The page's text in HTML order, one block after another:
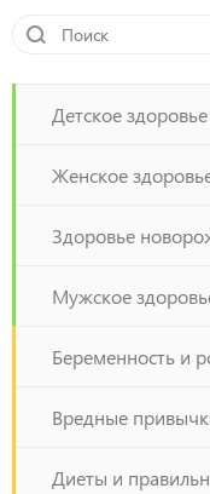
Детское здоровье
Женское
Здоровье
Мужское
Беременность и
Вредные
Диеты и